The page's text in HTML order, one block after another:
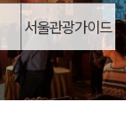
서울관광가이드